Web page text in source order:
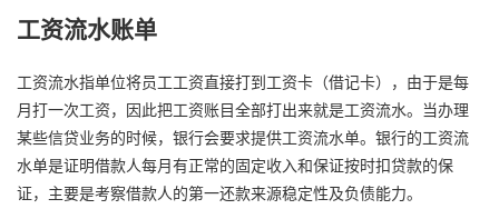
工资流水账单
工资流水指单位将员工工资直接打到工资卡（借记卡），由于是每
月打一次工资，因此把工资账目全部打出来就是工资流水。当办理
某些信贷业务的时候，银行会要求提供工资流水单。银行的工资流
水单是证明借款人每月有正常的固定收入和保证按时扣贷款的保
证，主要是考察借款人的第一还款来源稳定性及负债能力。